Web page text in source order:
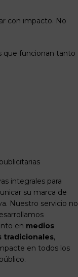
con impacto. No
que funcionan tanto
integrales para
su marca de
Nuestro servicio no
en medios
tradicionales,
en todos los